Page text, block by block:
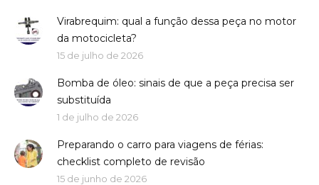
Virabrequim: qual a função dessa peça no motor
da motocicleta?
15 de julho de 2026
Bomba de óleo: sinais de que a peça precisa ser
substituída
1 de julho de 2026
Preparando o carro para viagens de férias:
checklist completo de revisão
15 de junho de 2026